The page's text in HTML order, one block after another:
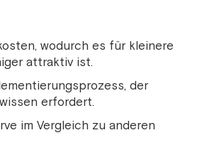
wodurch es für kleinere
attraktiv ist.
der
erfordert.
im Vergleich zu anderen